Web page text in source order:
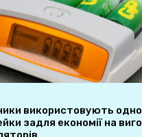
використовують
задля економії на